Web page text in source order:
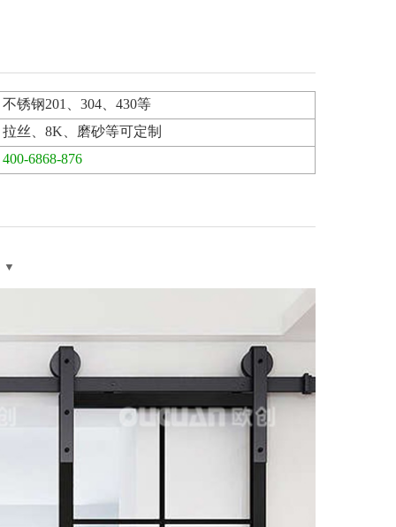
不锈钢201、304、430等
拉丝、8K、磨砂等可定制
400-6868-876
▼